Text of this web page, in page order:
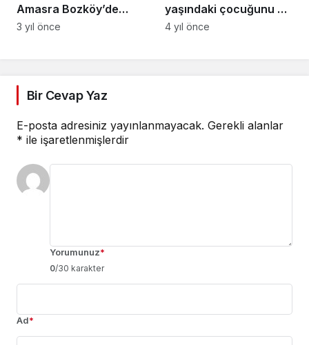
Amasra Bozköy’de
nasıl boğuldu? İşte
3 yıl önce
yaşındaki çocuğunu av
tüfeği ile öldürdü
4 yıl önce
Bir Cevap Yaz
E-posta adresiniz yayınlanmayacak. Gerekli alanlar
* ile işaretlenmişlerdir
Yorumunuz*
0/30 karakter
Ad*